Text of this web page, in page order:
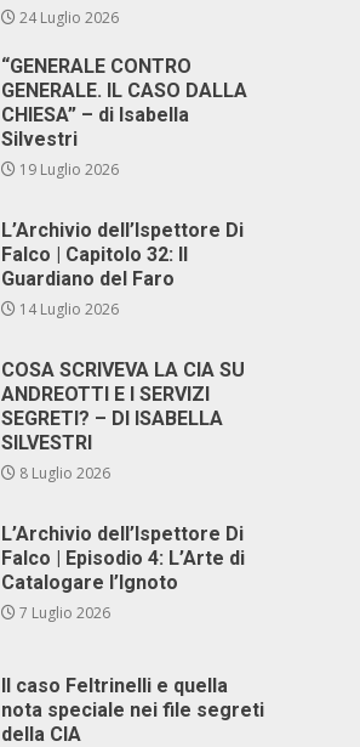
24 Luglio 2026
“GENERALE CONTRO
GENERALE. IL CASO DALLA
CHIESA” – di Isabella
Silvestri
19 Luglio 2026
L’Archivio dell’Ispettore Di
Falco | Capitolo 32: Il
Guardiano del Faro
14 Luglio 2026
COSA SCRIVEVA LA CIA SU
ANDREOTTI E I SERVIZI
SEGRETI? – DI ISABELLA
SILVESTRI
8 Luglio 2026
L’Archivio dell’Ispettore Di
Falco | Episodio 4: L’Arte di
Catalogare l’Ignoto
7 Luglio 2026
Il caso Feltrinelli e quella
nota speciale nei file segreti
della CIA